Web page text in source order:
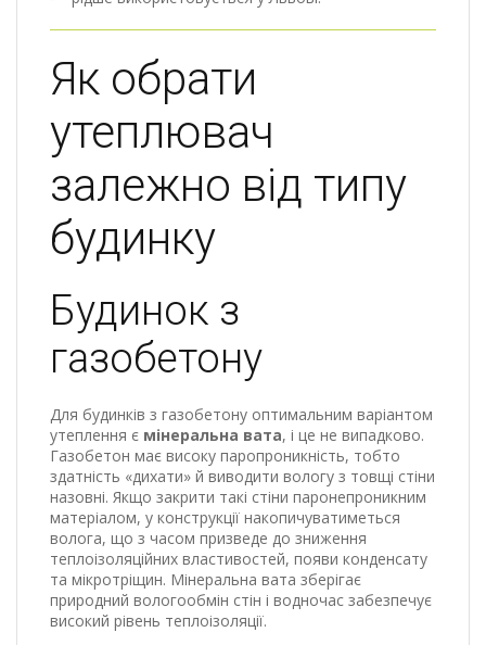
Як обрати
утеплювач
залежно від типу
будинку
Будинок з
газобетону
Для будинків з газобетону оптимальним варіантом
утеплення є мінеральна вата, і це не випадково.
Газобетон має високу паропроникність, тобто
здатність «дихати» й виводити вологу з товщі стіни
назовні. Якщо закрити такі стіни паронепроникним
матеріалом, у конструкції накопичуватиметься
волога, що з часом призведе до зниження
теплоізоляційних властивостей, появи конденсату
та мікротріщин. Мінеральна вата зберігає
природний вологообмін стін і водночас забезпечує
високий рівень теплоізоляції.